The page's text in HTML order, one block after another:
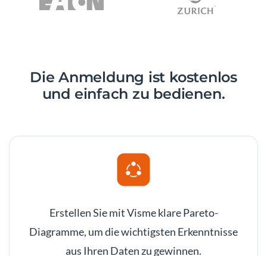
Die Anmeldung ist kostenlos
und einfach zu bedienen.
Erstellen Sie mit Visme klare Pareto-
Diagramme, um die wichtigsten Erkenntnisse
aus Ihren Daten zu gewinnen.